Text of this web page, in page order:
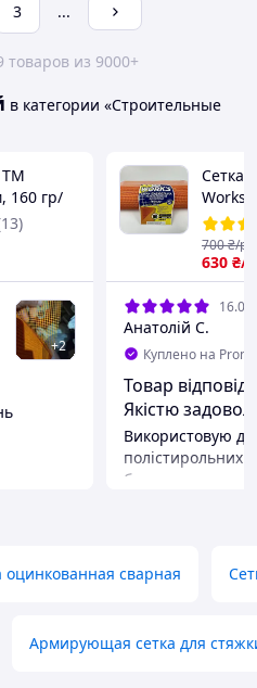
3 ...
товаров из 9000+
в категории «Строительные
ТМ
160 гр/
+2
Сетка
Works
5х5 мм
630 ₴/
700₴/
Анатолій С.
Куплено на
Товар
Якістю
Використовую
полістирольних
будинку
Відсутні
оцинкованная сварная
Армирующая сетка для